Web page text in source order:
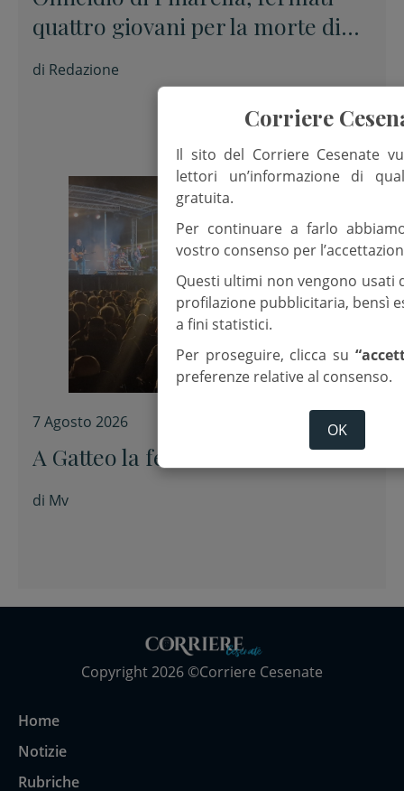
quattro giovani per la morte di
Nicola Musiani
di Redazione
7 Agosto 2026
A Gatteo la festa di San Lorenzo
di Mv
Copyright 2026 ©Corriere Cesenate
Home
Notizie
Rubriche
Corriere
Il sito del Corriere Cesenate
lettori un’informazione di
gratuita.
Per continuare a farlo
vostro consenso per
Questi ultimi non vengono usati
profilazione pubblicitaria, bensì
a fini statistici.
Per proseguire, clicca su
preferenze relative al consenso.
OK